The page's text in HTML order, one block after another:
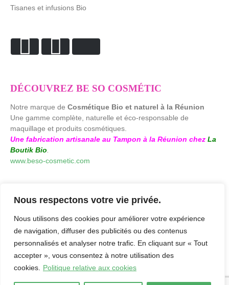
Nous respectons votre vie privée.
Nous utilisons des cookies pour améliorer votre expérience
de navigation, diffuser des publicités ou des contenus
personnalisés et analyser notre trafic. En cliquant sur « Tout
accepter », vous consentez à notre utilisation des
cookies.
Politique relative aux cookies
Tisanes et infusions Bio
DÉCOUVREZ BE SO COSMÉTIC
Notre marque de Cosmétique Bio et naturel à la Réunion
Une gamme complète, naturelle et éco-responsable de
maquillage et produits cosmétiques.
Une fabrication artisanale au Tampon à la Réunion chez La
Boutik Bio
www.beso-cosmetic.com
laboutikbio.com. © 2026. byAgence Creaweb-Mentions Légales-